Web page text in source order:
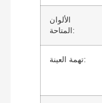
الألوان
المتاحة:
تهمة العينة: